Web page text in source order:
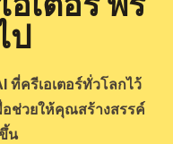
ป
ที่ครีเอเตอร์ทั่วโลกไว้
ช่วยให้คุณสร้างสรรค์
น